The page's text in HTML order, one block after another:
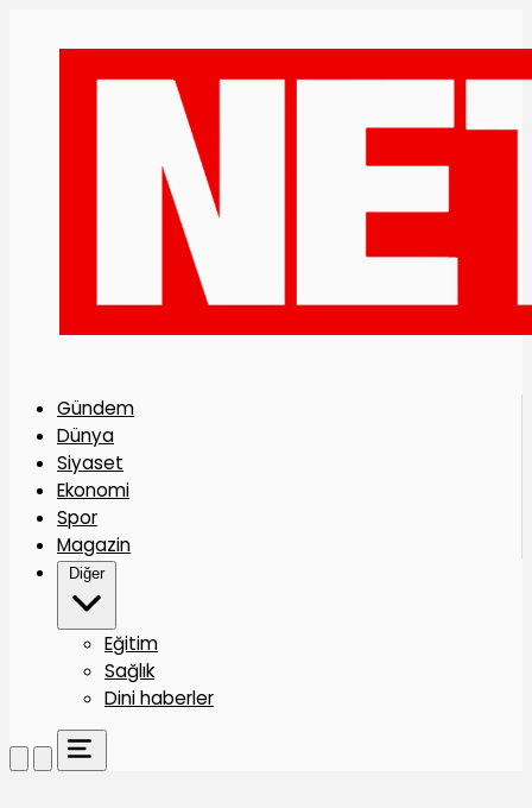
Gündem
Dünya
Siyaset
Ekonomi
Spor
Magazin
Diğer
Eğitim
Sağlık
Dini haberler